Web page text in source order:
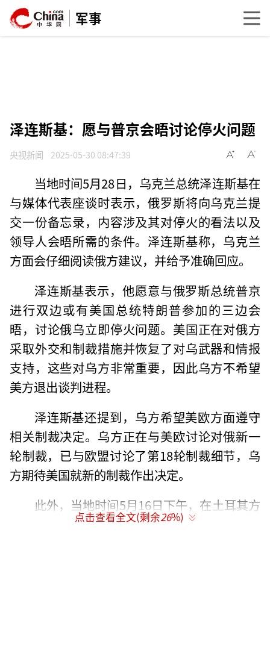
军事
泽连斯基：愿与普京会晤讨论停火问题
央视新闻 2025-05-30 08:47:39
当地时间5月28日，乌克兰总统泽连斯基在
与媒体代表座谈时表示，俄罗斯将向乌克兰提
交一份备忘录，内容涉及其对停火的看法以及
领导人会晤所需的条件。泽连斯基称，乌克兰
方面会仔细阅读俄方建议，并给予准确回应。
泽连斯基表示，他愿意与俄罗斯总统普京
进行双边或有美国总统特朗普参加的三边会
晤，讨论俄乌立即停火问题。美国正在对俄方
采取外交和制裁措施并恢复了对乌武器和情报
支持，这些对乌方非常重要，因此乌方不希望
美方退出谈判进程。
泽连斯基还提到，乌方希望美欧方面遵守
相关制裁决定。乌方正在与美欧讨论对俄新一
轮制裁，已与欧盟讨论了第18轮制裁细节，乌
方期待美国就新的制裁作出决定。
此外，当地时间5月16日下午，在土耳其方
面主持下，俄罗斯和乌克兰代表团在伊斯坦布
点击查看全文(剩余26%)